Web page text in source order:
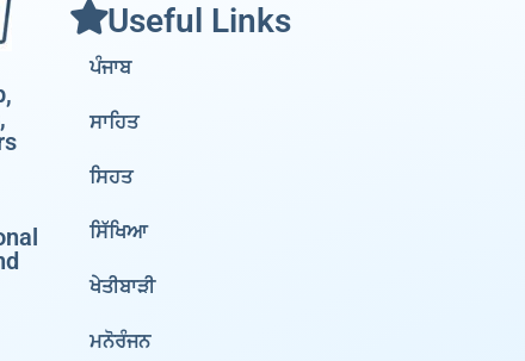
Useful Links
ਪੰਜਾਬ
ਸਾਹਿਤ
ਸਿਹਤ
ਸਿੱਖਿਆ
ਖੇਤੀਬਾੜੀ
ਮਨੋਰੰਜਨ